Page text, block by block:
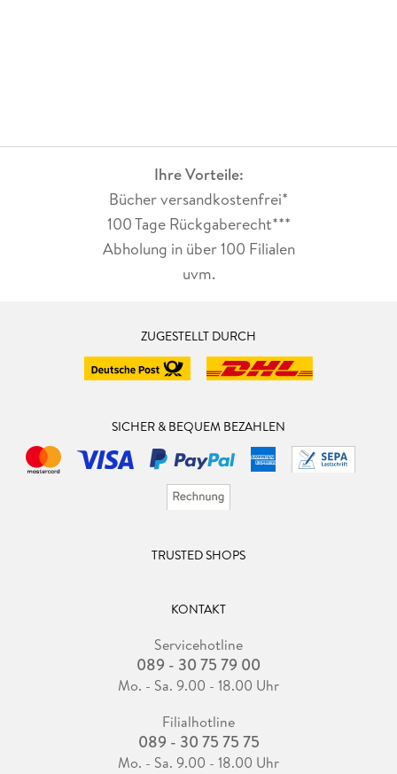
Ihre Vorteile:
Bücher versandkostenfrei*
100 Tage Rückgaberecht***
Abholung in über 100 Filialen
uvm.
ZUGESTELLT DURCH
SICHER & BEQUEM BEZAHLEN
TRUSTED SHOPS
KONTAKT
Servicehotline
089 - 30 75 79 00
Mo. - Sa. 9.00 - 18.00 Uhr
Filialhotline
089 - 30 75 75 75
Mo. - Sa. 9.00 - 18.00 Uhr